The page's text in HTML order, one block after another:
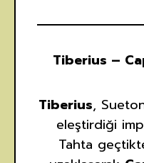
Tiberius –
Tiberius,
eleştirdiği
Tahta